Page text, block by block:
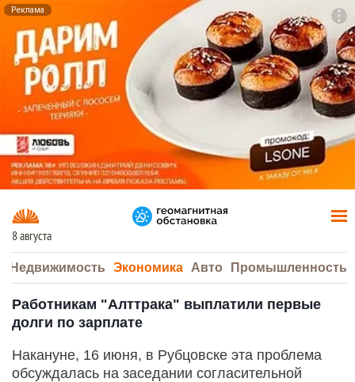
Реклама
8 августа
Недвижимость Экономика Авто Промышленность
Работникам "Алттрака" выплатили первые
долги по зарплате
Накануне, 16 июня, в Рубцовске эта проблема
обсуждалась на заседании согласительной